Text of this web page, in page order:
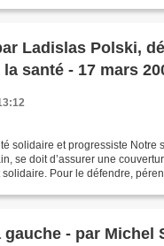
Ladislas Polski,
santé - 17 mars
solidaire et progressiste Notre
se doit d’assurer une
Pour le défendre,
- par Michel